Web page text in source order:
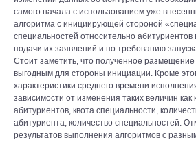
самого начала с использованием уже
алгоритма с инициирующей стороной
специальностей относительно
подачи их заявлений и по требованию
Стоит заметить, что полученное
выгодным для стороны инициации. Кроме
характеристики среднего времени
зависимости от изменения таких величин как
абитуриентов, квота специальности,
абитуриента, количество специальностей.
результатов выполнения алгоритмов с